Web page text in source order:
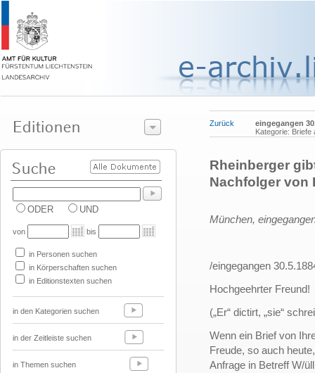
ODER UND
von bis
in Personen suchen
in Körperschaften suchen
in Editionstexten suchen
in den Kategorien suchen
in der Zeitleiste suchen
in Themen suchen
Zurück
eingegangen
Kategorie: Briefe
Rheinberger
Nachfolger von
München,
/eingegangen
Hochgeehrter Freund!
(„Er“ dictirt, „sie“
Wenn ein Brief von
Freude, so auch
Anfrage in Betreff W/